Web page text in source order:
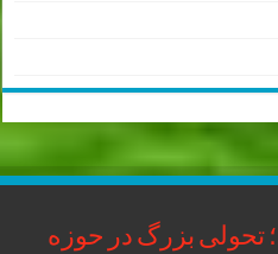
تحولی بزرگ در حوزه